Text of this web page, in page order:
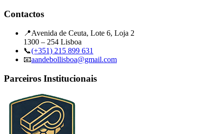
Contactos
📍Avenida de Ceuta, Lote 6, Loja 2
1300 – 254 Lisboa
📞(+351) 215 899 631
📧aandebollisboa@gmail.com
Parceiros Institucionais